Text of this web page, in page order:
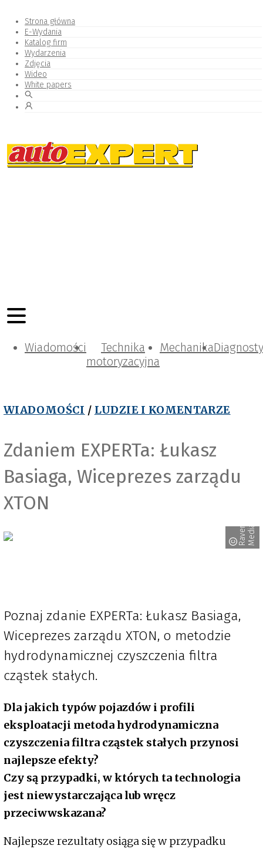
Strona główna
E-Wydania
Katalog firm
Wydarzenia
Zdjęcia
Wideo
White papers
Wiadomości
Technika
motoryzacyjna
Mechanika
WIADOMOŚCI / LUDZIE I KOMENTARZE
Zdaniem EXPERTa: Łukasz
Basiaga, Wiceprezes zarządu
XTON
R
a
v
e
n
M
e
d
ia
Poznaj zdanie EXPERTa: Łukasz Basiaga,
Wiceprezes zarządu XTON, o metodzie
hydrodynamicznej czyszczenia filtra
cząstek stałych.
Dla jakich typów pojazdów i profili
eksploatacji metoda hydrodynamiczna
czyszczenia filtra cząstek stałych przynosi
najlepsze efekty?
Czy są przypadki, w których ta technologia
jest niewystarczająca lub wręcz
przeciwwskazana?
Najlepsze rezultaty osiąga się w przypadku